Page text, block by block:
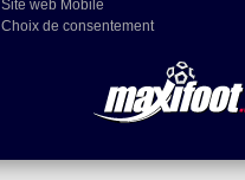
Site web Mobile
Choix de consentement